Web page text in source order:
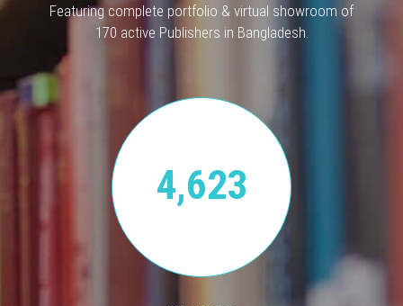
Featuring complete portfolio & virtual showroom of
170 active Publishers in Bangladesh.
4,623